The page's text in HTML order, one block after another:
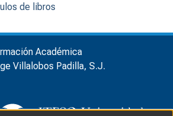
de libros
Académica
Villalobos Padilla, S.J.